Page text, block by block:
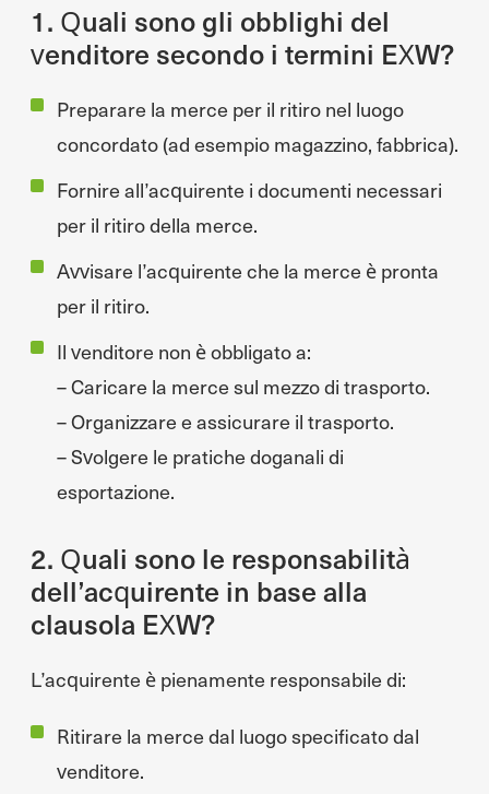
1. Quali sono gli obblighi del
venditore secondo i termini EXW?
Preparare la merce per il ritiro nel luogo
concordato (ad esempio magazzino, fabbrica).
Fornire all’acquirente i documenti necessari
per il ritiro della merce.
Avvisare l’acquirente che la merce è pronta
per il ritiro.
Il venditore non è obbligato a:
– Caricare la merce sul mezzo di trasporto.
– Organizzare e assicurare il trasporto.
– Svolgere le pratiche doganali di
esportazione.
2. Quali sono le responsabilità
dell’acquirente in base alla
clausola EXW?
L’acquirente è pienamente responsabile di:
Ritirare la merce dal luogo specificato dal
venditore.